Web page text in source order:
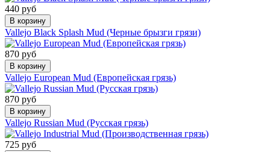
440 руб
В корзину
Vallejo Black Splash Mud (Черные брызги грязи)
870 руб
В корзину
Vallejo European Mud (Европейская грязь)
870 руб
В корзину
Vallejo Russian Mud (Русская грязь)
725 руб